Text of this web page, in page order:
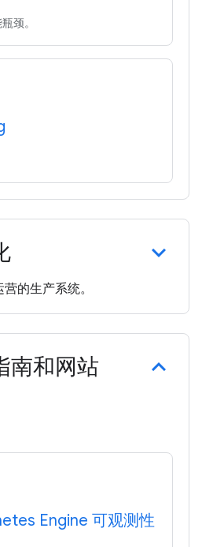
颈。
的生产系统。
南和网站
Engine 可观测性